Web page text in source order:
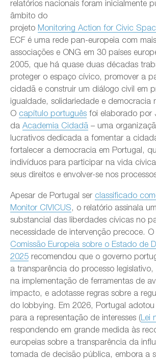
relatórios nacionais foram inicialmente
âmbito do
projeto Monitoring Action for Civic
ECF é uma rede pan-europeia com
associações e ONG em 30 países
2005, que há quase duas décadas
proteger o espaço cívico, promover a
cidadã e construir um diálogo civil em
igualdade, solidariedade e democracia
O capítulo português foi elaborado por
da Academia Cidadã – uma
lucrativos dedicada a fomentar a
fortalecer a democracia em Portugal,
indivíduos para participar na vida
seus direitos e envolver-se nos
Apesar de Portugal ser classificado
Monitor CIVICUS , o relatório assinala
substancial das liberdades cívicas no
necessidade de intervenção precoce. O
Comissão Europeia sobre o Estado de
2025 recomendou que o governo
a transparência do processo
na implementação de ferramentas de
impacto, e adotasse regras sobre a
do lobbying. Em 2026, Portugal
para a representação de interesses (Lei
respondendo em grande medida às
europeias sobre a transparência da
tomada de decisão pública, embora a